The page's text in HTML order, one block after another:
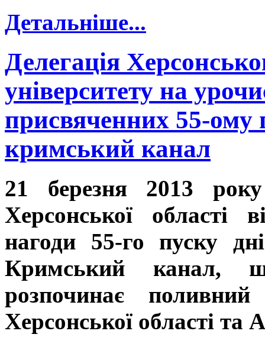
Детальніше...
Делегація
університету на
присвяченних 55-ому
кримський канал
21 березня 2013
Херсонської області
нагоди 55-го пуску
Кримський канал,
розпочинає
Херсонської області та